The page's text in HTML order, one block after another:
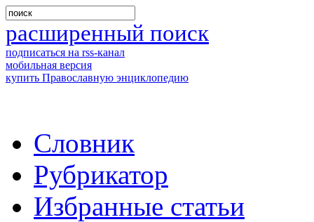
расширенный поиск
подписаться на rss-канал
мобильная версия
купить Православную энциклопедию
Словник
Рубрикатор
Избранные статьи